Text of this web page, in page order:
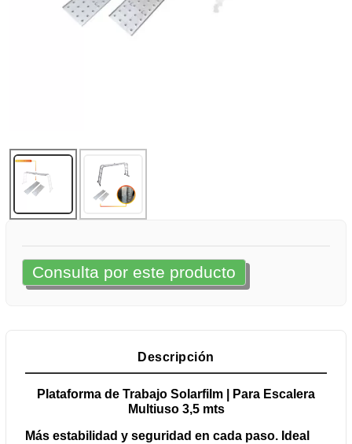
Consulta por este producto
Descripción
Plataforma de Trabajo Solarfilm | Para Escalera
Multiuso 3,5 mts
Más estabilidad y seguridad en cada paso. Ideal